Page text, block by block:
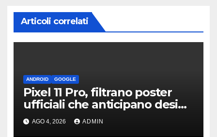
Articoli correlati
ANDROID GOOGLE
Pixel 11 Pro, filtrano poster
ufficiali che anticipano design
e funzioni AI
AGO 4, 2026 ADMIN